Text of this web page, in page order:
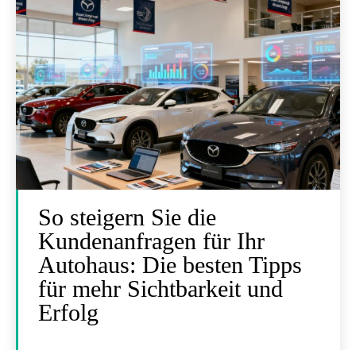
So steigern Sie die
Kundenanfragen für Ihr
Autohaus: Die besten Tipps
für mehr Sichtbarkeit und
Erfolg